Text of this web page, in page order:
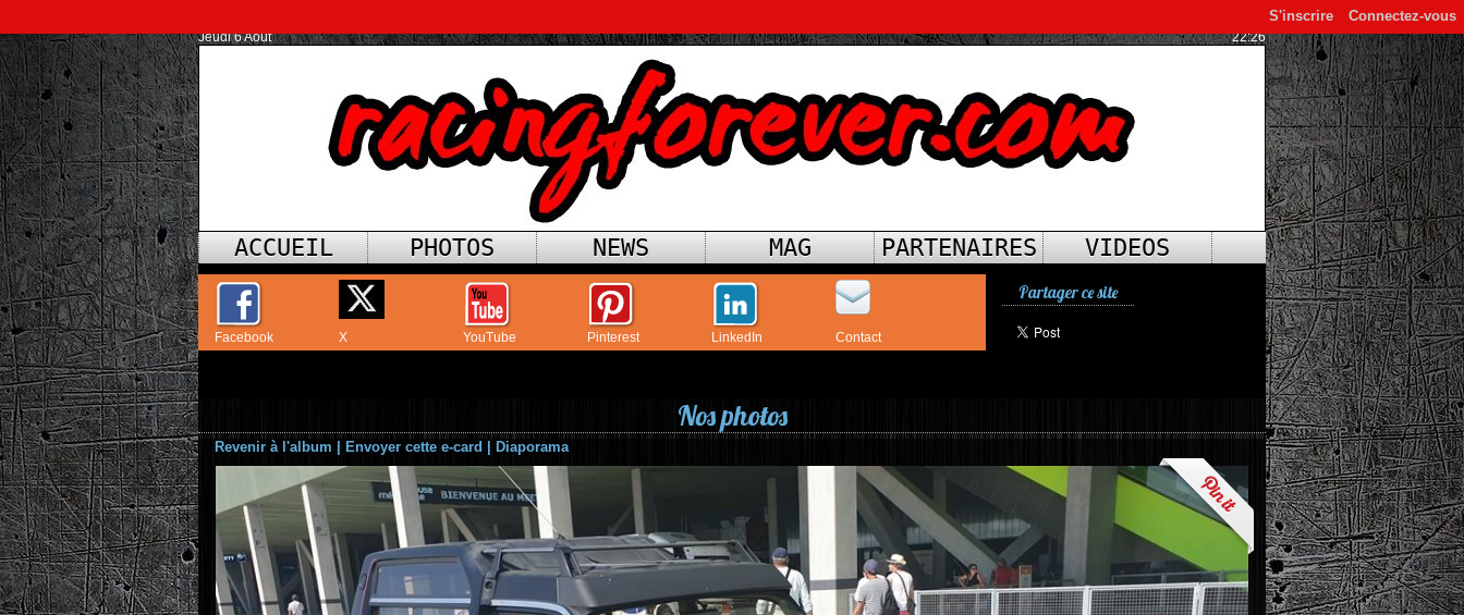
Connectez-vous
S'inscrire
Jeudi 6 Août 22:26
ACCUEIL PHOTOS NEWS MAG PARTENAIRES VIDEOS
Facebook X YouTube Pinterest LinkedIn Contact
Partager ce site
Nos photos
Revenir à l'album Envoyer cette e-card Diaporama